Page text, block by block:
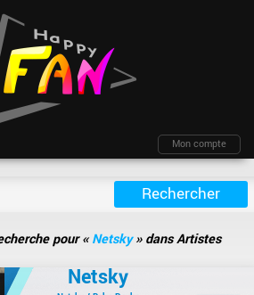
Artistes
Moteur de recherche
Archives
Mon compte
pour «Netsky» dans Artistes
Netsky